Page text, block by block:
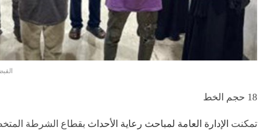
القبض على 9
18 حجم الخط
تمكنت الإدارة العامة لمباحث رعاية الأحداث